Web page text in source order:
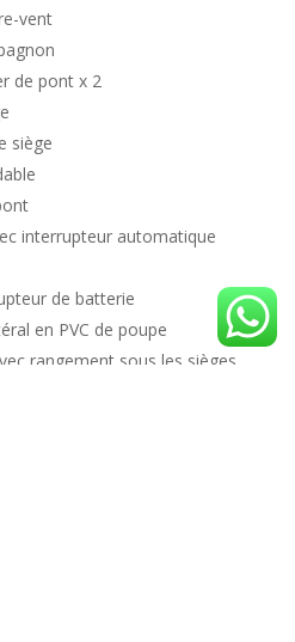
vent
de pont x 2
siège
interrupteur automatique
de batterie
en PVC de poupe
rangement sous les sièges